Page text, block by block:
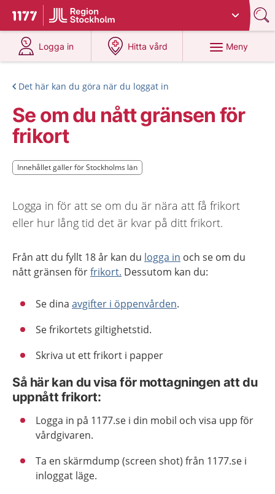
Till startsidan för 1177
Du har valt region
Logga in
på 1177.se
Hitta vård
på 1177.se
Meny
Det här kan du göra när du loggat in
Se om du nått gränsen för
frikort
Innehållet gäller för Stockholms län
Innehållet gäller för Stockholms län
Logga in för att se om du är nära att få frikort
eller hur lång tid det är kvar på ditt frikort.
Från att du fyllt 18 år kan du logga in och se om du
nått gränsen förfrikort. Dessutom kan du:
Se dina avgifter i öppenvården.
Se frikortets giltighetstid.
Skriva ut ett frikort i papper
Så här kan du visa för mottagningen att du
uppnått frikort:
Logga in på 1177.se i din mobil och visa upp för
vårdgivaren.
Ta en skärmdump (screen shot) från 1177.se i
inloggat läge.